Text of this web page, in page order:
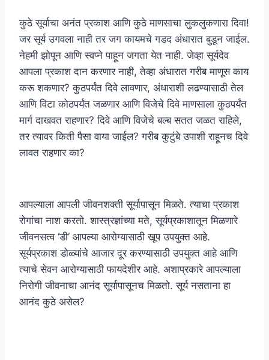
कुठे सूर्याचा अनंत प्रकाश आणि कुठे माणसाचा लुकलुकणारा दिवा!
जर सूर्य उगवला नाही तर जग कायमचे गडद अंधारात बुडून जाईल.
नेहमी झोपून आणि स्वप्ने पाहून जगता येत नाही. जेव्हा सूर्यदेव
आपला प्रकाश दान करणार नाही, तेव्हा अंधारात गरीब माणूस काय
करू शकणार? कुठपर्यंत दिवे लावणार, अंधाराशी लढण्यासाठी तेल
आणि विटा कोठपर्यंत जळणार आणि विजेचे दिवे माणसाला कुठपर्यंत
मार्ग दाखवत राहणार? दिवे आणि विजेचे बल्ब सतत जळत राहिले,
तर त्यावर किती पैसा वाया जाईल? गरीब कुटुंबे उपाशी राहूनच दिवे
लावत राहणार का?
आपल्याला आपली जीवनशक्ती सूर्यापासून मिळते. त्याचा प्रकाश
रोगांचा नाश करतो. शास्त्रज्ञांच्या मते, सूर्यप्रकाशातून मिळणारे
जीवनसत्व ‘डी’ आपल्या आरोग्यासाठी खूप उपयुक्त आहे.
सूर्यप्रकाश डोळ्यांचे आजार दूर करण्यासाठी उपयुक्त आहे आणि
त्याचे सेवन आरोग्यासाठी फायदेशीर आहे. अशाप्रकारे आपल्याला
निरोगी जीवनाचा आनंद सूर्यापासूनच मिळतो. सूर्य नसताना हा
आनंद कुठे असेल?